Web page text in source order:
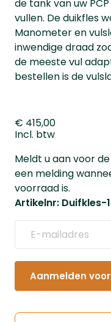
de tank van uw
vullen. De duikfles
Manometer en
inwendige draad
de meeste vul
bestellen is de
€ 415,00
Incl. btw
Meldt u aan voor
een melding
voorraad is.
Artikelnr: Duifkles-
Aanmelden